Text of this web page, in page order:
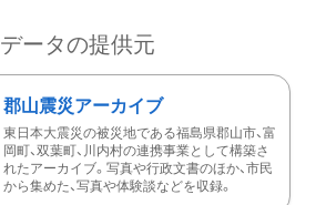
データの提供元
郡山震災アーカイブ
東日本大震災の被災地である福島県郡山市、富
岡町、双葉町、川内村の連携事業として構築さ
れたアーカイブ。写真や行政文書のほか、市民
から集めた、写真や体験談などを収録。